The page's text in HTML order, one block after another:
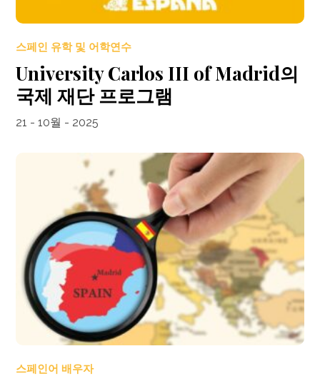
스페인 유학 및 어학연수
University Carlos III of Madrid의
국제 재단 프로그램
21 - 10월 - 2025
스페인어 배우자